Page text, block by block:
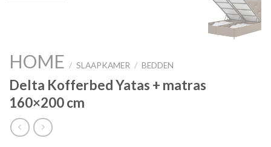
Add to
wishlist
HOME / SLAAPKAMER / BEDDEN
Delta Kofferbed Yatas + matras
160×200 cm